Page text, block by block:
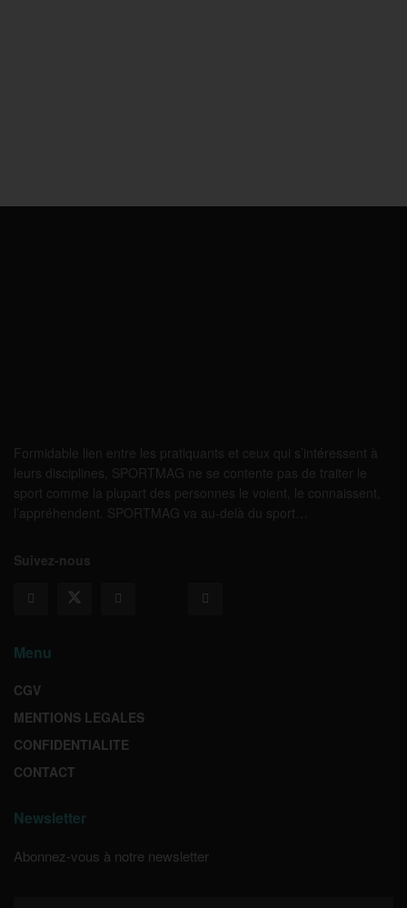
Formidable lien entre les pratiquants et ceux qui s’intéressent à
leurs disciplines, SPORTMAG ne se contente pas de traiter le
sport comme la plupart des personnes le voient, le connaissent,
l’appréhendent. SPORTMAG va au-delà du sport…
Suivez-nous
Menu
CGV
MENTIONS LEGALES
CONFIDENTIALITE
CONTACT
Newsletter
Abonnez-vous à notre newsletter